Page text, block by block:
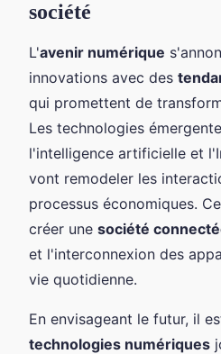
société
L'avenir numérique
innovations avec des
qui promettent de
Les technologies
l'intelligence artificielle et
vont remodeler les
processus économiques.
créer une société
et l'interconnexion des
vie quotidienne.
En envisageant le futur, il
technologies numériques